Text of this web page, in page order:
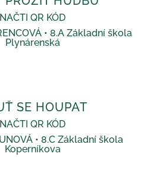
NAČTI QR KÓD
• 8.A Základní škola
Plynárenská
SE HOUPAT
NAČTI QR KÓD
• 8.C Základní škola
Koperníkova